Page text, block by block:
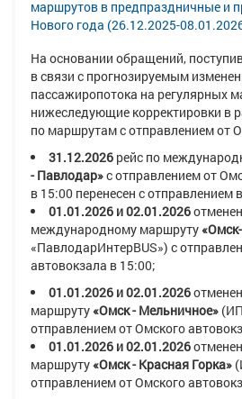
маршрутов в предпраздничные и
Нового года (26.12.2025-
На основании обращений,
в связи с прогнозируемым
пассажиропотока на регулярных
нижеследующие корректировки в
по маршрутам с отправлением от
31.12.2026 рейс по
- Павлодар»с отправлениемот
в 15:00 перенесен с отправлением в
01.01.2026 и02.01.2026
международному маршруту
«ПавлодарИнтерBUS») с
автовокзала в 15:00;
01.01.2026 и 02.01.2026
маршруту«Омск - Мельничное»
отправлением от Омского
01.01.2026 и 02.01.2026
маршруту«Омск - Красная Горка»
отправлением от Омского